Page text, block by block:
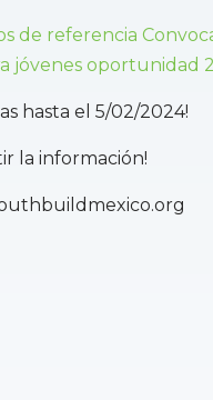
de referencia
jóvenes oportunidad
hasta el 5/02/2024!
la información!